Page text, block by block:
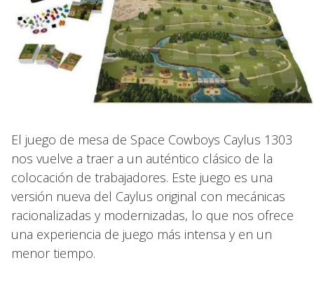
El juego de mesa de Space Cowboys Caylus 1303
nos vuelve a traer a un auténtico clásico de la
colocación de trabajadores. Este juego es una
versión nueva del Caylus original con mecánicas
racionalizadas y modernizadas, lo que nos ofrece
una experiencia de juego más intensa y en un
menor tiempo.